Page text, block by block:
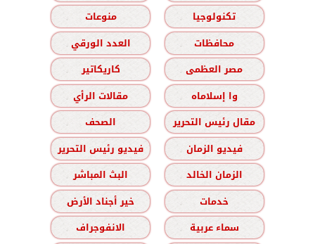
تكنولوجيا
منوعات
محافظات
العدد الورقي
مصر العظمى
كاريكاتير
وا إسلاماه
مقالات الرأي
مقال رئيس التحرير
الصحف
فيديو الزمان
فيديو رئيس التحرير
الزمان الخالد
البث المباشر
خدمات
خير أجناد الأرض
سماء عربية
الانفوجراف